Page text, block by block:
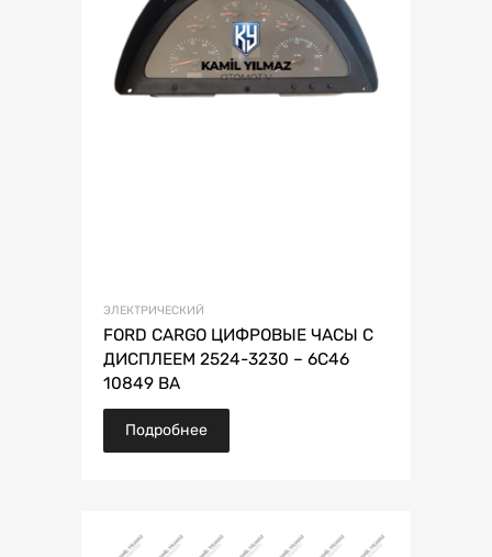
ЭЛЕКТРИЧЕСКИЙ
FORD CARGO ЦИФРОВЫЕ ЧАСЫ С
ДИСПЛЕЕМ 2524-3230 – 6C46
10849 BA
Подробнее